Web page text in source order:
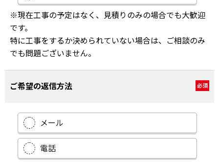
※現在工事の予定はなく、見積りのみの場合でも大歓迎
です。
特に工事をするか決められていない場合は、ご相談のみ
でも問題ございません。
ご希望の返信方法 必須
メール
電話